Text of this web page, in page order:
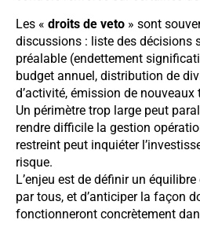
Les « droits de veto » sont
discussions : liste des décisions
préalable (endettement
budget annuel, distribution de
d’activité, émission de nouveaux
Un périmètre trop large peut
rendre difficile la gestion
restreint peut inquiéter
risque.
L’enjeu est de définir un
par tous, et d’anticiper la façon
fonctionneront concrètement